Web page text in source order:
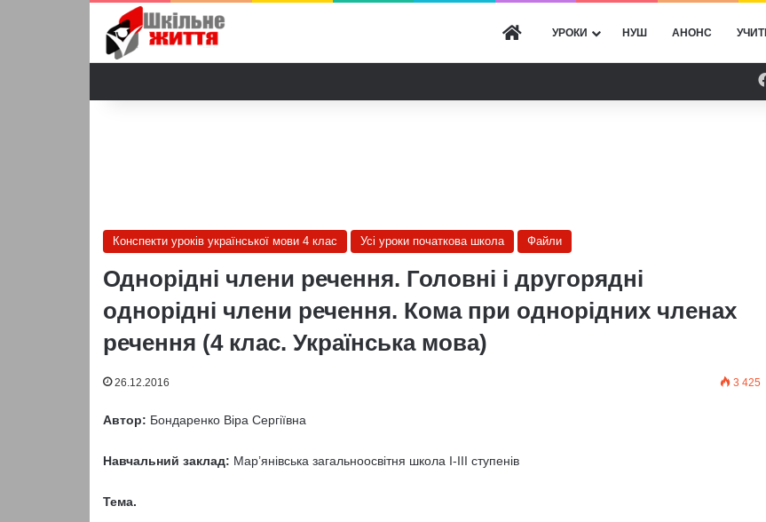
ГОЛОВНА
УРОКИ НУШ АНОНС
Конспекти уроків української мови 4 клас Усі уроки початкова школа Файли
Однорідні члени речення. Головні і другорядні
однорідні члени речення. Кома при однорідних членах
речення (4 клас. Українська мова)
26.12.2016 3 425
Автор: Бондаренко Віра Сергіївна
Навчальний заклад: Мар’янівська загальноосвітня школа І-ІІІ ступенів
Тема.